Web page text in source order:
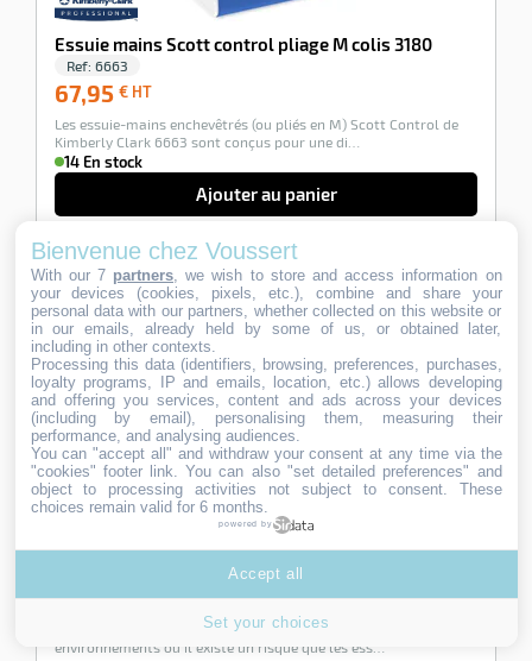
Essuie mains Scott control pliage M colis 3180
Ref: 6663
67,95 € HT
HT
Les essuie-mains enchevêtrés (ou pliés en M) Scott Control de
Kimberly Clark 6663 sont conçus pour une di…
14 En stock
Ajouter au panier
-100%
Essuie mains Tork délitable blanc colis de 4200
Ref:129089
66,10 € HT
L’essuie-mains Tork Xpress délitable est idéal pour les
environnements où il existe un risque que les ess…
Bienvenue chez Voussert
With our 7 partners , we wish to store and access information on
your devices (cookies, pixels, etc.), combine and share your
personal data with our partners, whether collected on this website or
in our emails, already held by some of us, or obtained later,
including in other contexts.
Processing this data (identifiers, browsing, preferences, purchases,
loyalty programs, IP and emails, location, etc.) allows developing
and offering you services, content and ads across your devices
(including by email), personalising them, measuring their
performance, and analysing audiences.
You can "accept all" and withdraw your consent at any time via the
"cookies" footer link . You can also "set detailed preferences" and
object to processing activities not subject to consent. These
choices remain valid for 6 months.
powered by
Set your choices
Accept all